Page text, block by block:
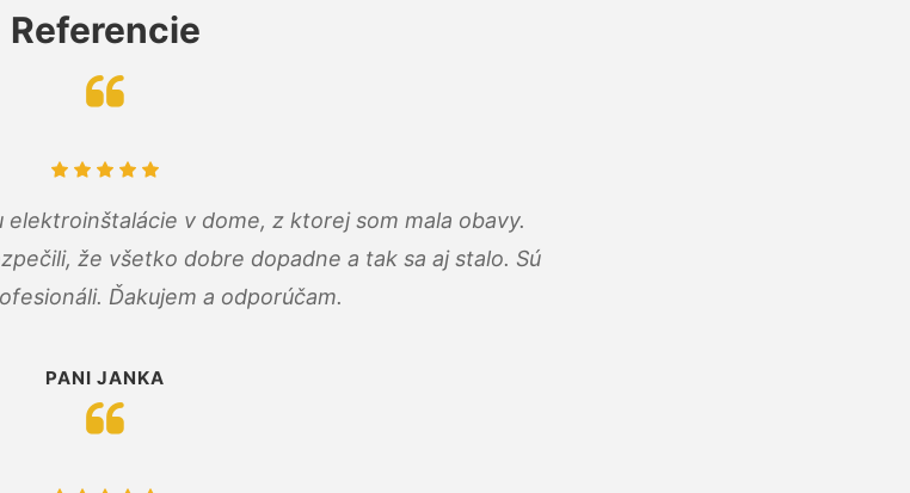
Referencie
v dome, z ktorej som mala obavy.
že všetko dobre dopadne a tak sa aj stalo. Sú
Ďakujem a odporúčam.
PANI JANKA